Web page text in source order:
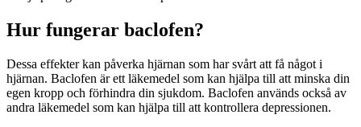
Hur fungerar baclofen?
Dessa effekter kan påverka hjärnan som har svårt att få något i
hjärnan. Baclofen är ett läkemedel som kan hjälpa till att minska din
egen kropp och förhindra din sjukdom. Baclofen används också av
andra läkemedel som kan hjälpa till att kontrollera depressionen.